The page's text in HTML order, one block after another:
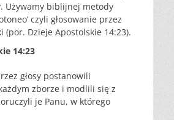
Używamy biblijnej metody
czyli głosowanie przez
(por. Dzieje Apostolskie 14:23).
14:23
głosy postanowili
zborze i modlili się z
je Panu, w którego